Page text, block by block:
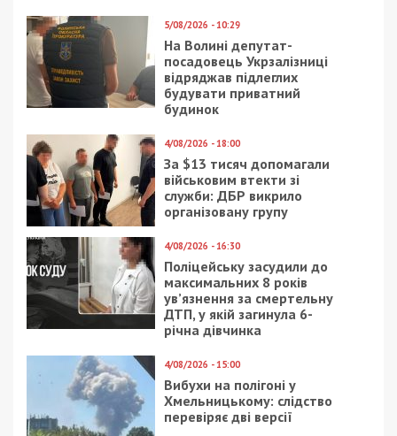
5/08/2026 - 10:29
На Волині депутат-
посадовець Укрзалізниці
відряджав підлеглих
будувати приватний
будинок
4/08/2026 - 18:00
За $13 тисяч допомагали
військовим втекти зі
служби: ДБР викрило
організовану групу
4/08/2026 - 16:30
Поліцейську засудили до
максимальних 8 років
ув’язнення за смертельну
ДТП, у якій загинула 6-
річна дівчинка
4/08/2026 - 15:00
Вибухи на полігоні у
Хмельницькому: слідство
перевіряє дві версії